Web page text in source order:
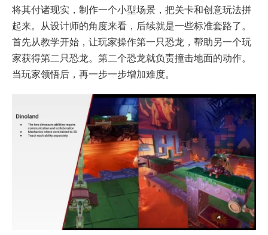
将其付诸现实，制作一个小型场景，把关卡和创意玩法拼
起来。从设计师的角度来看，后续就是一些标准套路了。
首先从教学开始，让玩家操作第一只恐龙，帮助另一个玩
家获得第二只恐龙。第二个恐龙就负责撞击地面的动作。
当玩家领悟后，再一步一步增加难度。